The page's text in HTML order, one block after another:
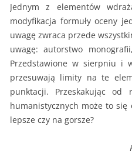
Jednym z elementów
modyfikacja formuły oceny
uwagę zwraca przede
uwagę: autorstwo
Przedstawione w sierpniu i
przesuwają limity na te
punktacji. Przeskakując od
humanistycznych może to się
lepsze czy na gorsze?